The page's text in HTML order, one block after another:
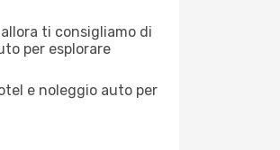
ti consigliamo di
per esplorare
e noleggio auto per